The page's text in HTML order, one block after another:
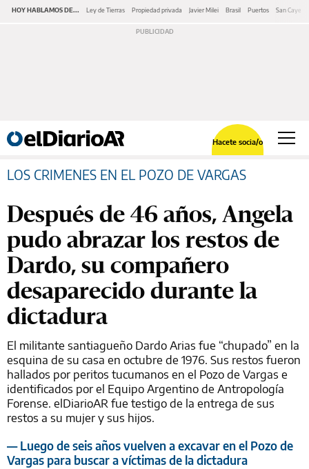
HOY HABLAMOS DE... Ley de Tierras Propiedad privada Javier Milei Brasil Puertos San
Hacete socia/o
LOS CRIMENES EN EL POZO DE VARGAS
Después de 46 años, Angela
pudo abrazar los restos de
Dardo, su compañero
desaparecido durante la
dictadura
El militante santiagueño Dardo Arias fue “chupado” en la
esquina de su casa en octubre de 1976. Sus restos fueron
hallados por peritos tucumanos en el Pozo de Vargas e
identificados por el Equipo Argentino de Antropología
Forense. elDiarioAR fue testigo de la entrega de sus
restos a su mujer y sus hijos.
— Luego de seis años vuelven a excavar en el Pozo de
Vargas para buscar a víctimas de la dictadura